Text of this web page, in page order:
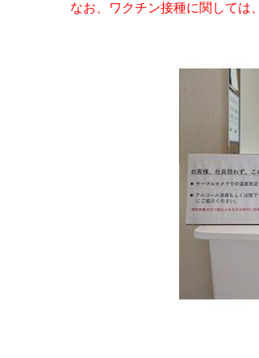
なお、ワクチン接種に関しては